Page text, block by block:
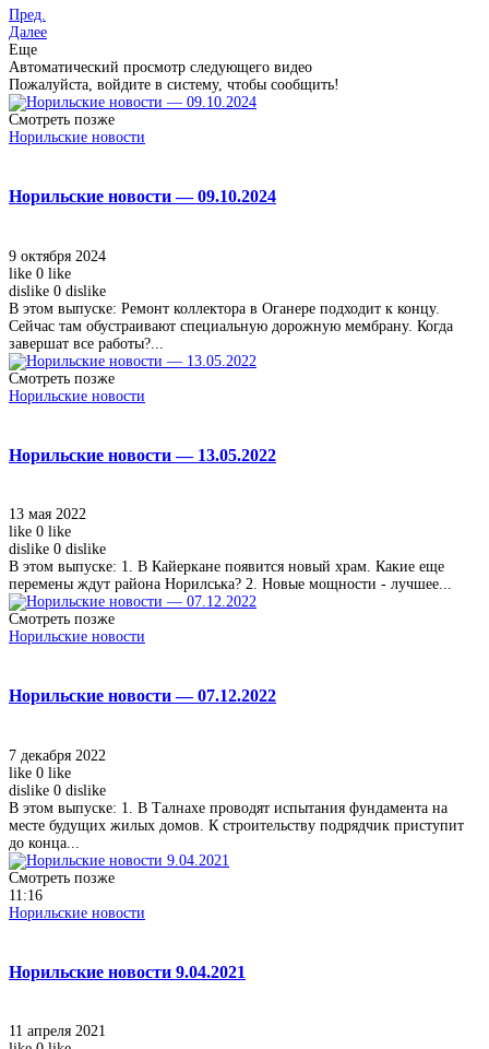
Пред.
Далее
Еще
Автоматический просмотр следующего видео
Пожалуйста, войдите в систему, чтобы сообщить!
Смотреть позже
Норильские новости
Норильские новости — 09.10.2024
9 октября 2024
like 0 like
dislike 0 dislike
В этом выпуске: Ремонт коллектора в Оганере подходит к концу.
Сейчас там обустраивают специальную дорожную мембрану. Когда
завершат все работы?...
Смотреть позже
Норильские новости
Норильские новости — 13.05.2022
13 мая 2022
like 0 like
dislike 0 dislike
В этом выпуске: 1. В Кайеркане появится новый храм. Какие еще
перемены ждут района Норилська? 2. Новые мощности - лучшее...
Смотреть позже
Норильские новости
Норильские новости — 07.12.2022
7 декабря 2022
like 0 like
dislike 0 dislike
В этом выпуске: 1. В Талнахе проводят испытания фундамента на
месте будущих жилых домов. К строительству подрядчик приступит
до конца...
Смотреть позже
11:16
Норильские новости
Норильские новости 9.04.2021
11 апреля 2021